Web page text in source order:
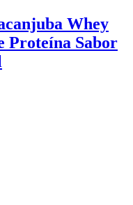
Whey
Proteína Sabor